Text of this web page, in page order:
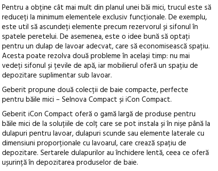
Pentru a obține cât mai mult din planul unei băi mici, trucul este să
reduceți la minimum elementele exclusiv funcționale. De exemplu,
este util să ascundeți elemente precum rezervorul și sifonul în
spatele peretelui. De asemenea, este o idee bună să optați
pentru un dulap de lavoar adecvat, care să economisească spațiu.
Acesta poate rezolva două probleme în același timp: nu mai
vedeți sifonul și țevile de apă, iar mobilierul oferă un spațiu de
depozitare suplimentar sub lavoar.
Geberit propune două colecții de baie compacte, perfecte
pentru băile mici – Selnova Compact și iCon Compact.
Geberit iCon Compact oferă o gamă largă de produse pentru
băile mici de la soluțiile de colț care se pot instala și în nișe până la
dulapuri pentru lavoar, dulapuri scunde sau elemente laterale cu
dimensiuni proporționale cu lavoarul, care crează spațiu de
depozitare. Sertarele dulapurilor au închidere lentă, ceea ce oferă
ușurință în depozitarea produselor de baie.